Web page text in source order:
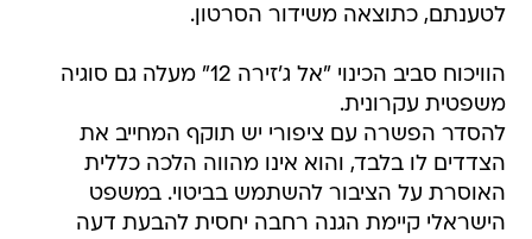
לטענתם, כתוצאה משידור הסרטון.
הוויכוח סביב הכינוי "אל ג'זירה 12" מעלה גם סוגיה
משפטית עקרונית.
להסדר הפשרה עם ציפורי יש תוקף המחייב את
הצדדים לו בלבד, והוא אינו מהווה הלכה כללית
האוסרת על הציבור להשתמש בביטוי. במשפט
הישראלי קיימת הגנה רחבה יחסית להבעת דעה